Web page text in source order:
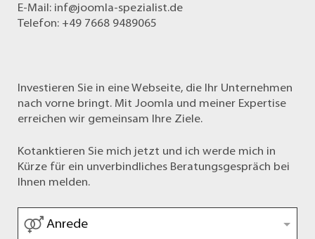
E-Mail: inf@joomla-spezialist.de
Telefon: +49 7668 9489065
Investieren Sie in eine Webseite, die Ihr Unternehmen
nach vorne bringt. Mit Joomla und meiner Expertise
erreichen wir gemeinsam Ihre Ziele.
Kotanktieren Sie mich jetzt und ich werde mich in
Kürze für ein unverbindliches Beratungsgespräch bei
Ihnen melden.
Anrede